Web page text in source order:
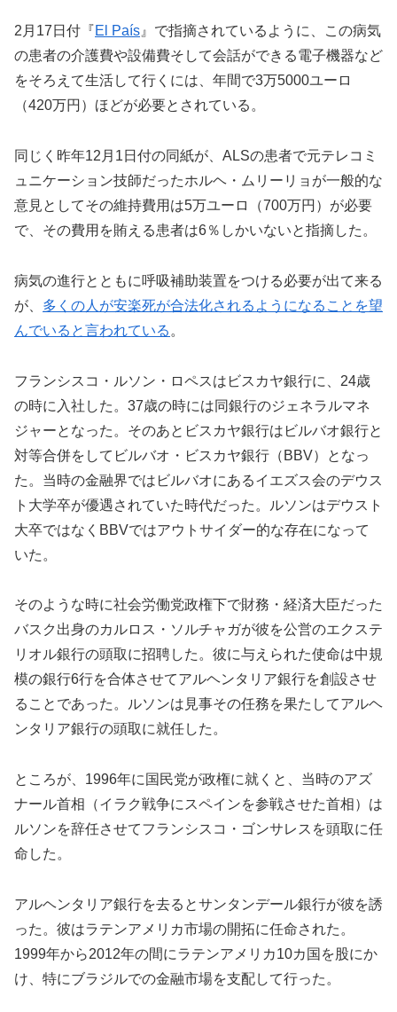
2月17日付『El País 』で指摘されているように、この病気
の患者の介護費や設備費そして会話ができる電子機器など
をそろえて生活して行くには、年間で3万5000ユーロ
（420万円）ほどが必要とされている。
同じく昨年12月1日付の同紙が、ALSの患者で元テレコミ
ュニケーション技師だったホルヘ・ムリーリョが一般的な
意見としてその維持費用は5万ユーロ（700万円）が必要
で、その費用を賄える患者は6％しかいないと指摘した。
病気の進行とともに呼吸補助装置をつける必要が出て来る
が、 多くの人が安楽死が合法化されるようになることを望
んでいると言われている 。
フランシスコ・ルソン・ロペスはビスカヤ銀行に、24歳
の時に入社した。37歳の時には同銀行のジェネラルマネ
ジャーとなった。そのあとビスカヤ銀行はビルバオ銀行と
対等合併をしてビルバオ・ビスカヤ銀行（BBV）となっ
た。当時の金融界ではビルバオにあるイエズス会のデウス
ト大学卒が優遇されていた時代だった。ルソンはデウスト
大卒ではなくBBVではアウトサイダー的な存在になって
いた。
そのような時に社会労働党政権下で財務・経済大臣だった
バスク出身のカルロス・ソルチャガが彼を公営のエクステ
リオル銀行の頭取に招聘した。彼に与えられた使命は中規
模の銀行6行を合体させてアルヘンタリア銀行を創設させ
ることであった。ルソンは見事その任務を果たしてアルヘ
ンタリア銀行の頭取に就任した。
ところが、1996年に国民党が政権に就くと、当時のアズ
ナール首相（イラク戦争にスペインを参戦させた首相）は
ルソンを辞任させてフランシスコ・ゴンサレスを頭取に任
命した。
アルヘンタリア銀行を去るとサンタンデール銀行が彼を誘
った。彼はラテンアメリカ市場の開拓に任命された。
1999年から2012年の間にラテンアメリカ10カ国を股にか
け、特にブラジルでの金融市場を支配して行った。